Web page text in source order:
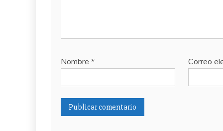
Nombre * Correo